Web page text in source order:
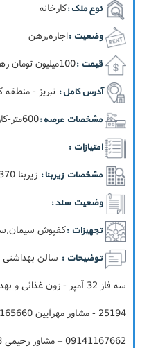
نوع ملک :کارخانه
وضعیت :اجاره,رهن
قیمت :100ميليون تومان رهن و 45ميليون تومان اجاره
آدرس کامل : تبریز - منطقه
مشخصات عرصه :600متر-کاربري صنعتی-طول بر مربع
امتیازات :
مشخصات زیربنا : زيربنا 370متر
وضعیت سند :
تجهیزات :کفپوش
توضیحات :
سه فاز 32 آمپر - زون